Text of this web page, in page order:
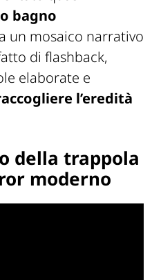
bagno
un mosaico narrativo
di flashback,
elaborate e
l’eredità
della trappola
moderno